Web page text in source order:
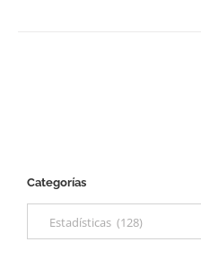
Categorías
Estadísticas (128)